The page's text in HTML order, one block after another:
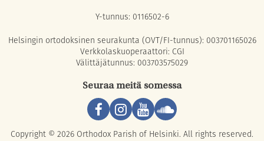
Y-tunnus: 0116502-6
Helsingin ortodoksinen seurakunta (OVT/FI-tunnus): 003701165026
Verkkolaskuoperaattori: CGI
Välittäjätunnus: 003703575029
Seuraa meitä somessa
Copyright © 2026 Orthodox Parish of Helsinki. All rights reserved.